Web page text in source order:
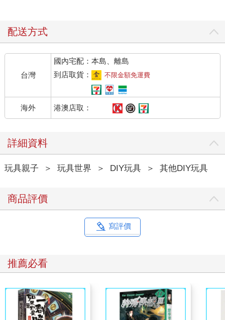
配送方式
台灣
國內宅配：本島、離島
到店取貨：
不限金額免運費
海外 港澳店取：
詳細資料
玩具親子 ＞ 玩具世界 ＞ DIY玩具 ＞ 其他DIY玩具
商品評價
寫評價
推薦必看